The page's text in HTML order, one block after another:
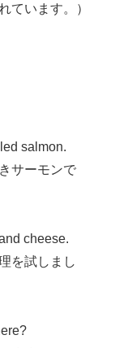
ています。）
salmon.
サーモンで
cheese.
を試しまし